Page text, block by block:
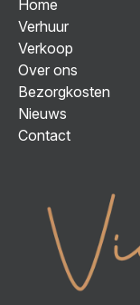
Home
Verhuur
Verkoop
Over ons
Bezorgkosten
Nieuws
Contact